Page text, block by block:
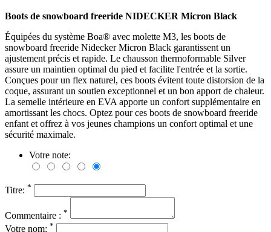
Boots de snowboard freeride NIDECKER Micron Black
Équipées du système Boa® avec molette M3, les boots de
snowboard freeride Nidecker Micron Black garantissent un
ajustement précis et rapide. Le chausson thermoformable Silver
assure un maintien optimal du pied et facilite l'entrée et la sortie.
Conçues pour un flex naturel, ces boots évitent toute distorsion de la
coque, assurant un soutien exceptionnel et un bon apport de chaleur.
La semelle intérieure en EVA apporte un confort supplémentaire en
amortissant les chocs. Optez pour ces boots de snowboard freeride
enfant et offrez à vos jeunes champions un confort optimal et une
sécurité maximale.
Votre note:
Titre: *
Commentaire : *
Votre nom: *